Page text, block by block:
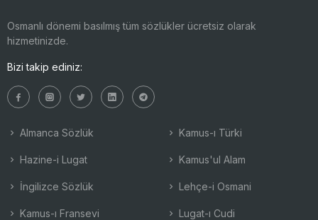
Osmanlı dönemi basılmış tüm sözlükler ücretsiz olarak
hizmetinizde.
Bizi takip ediniz:
Almanca Sözlük
Hazine-i Lugat
İngilizce Sözlük
Kamus-ı Fransevi
Kamus-ı Türki
Kamus'ul Alam
Lehçe-i Osmani
Lugat-ı Cudi